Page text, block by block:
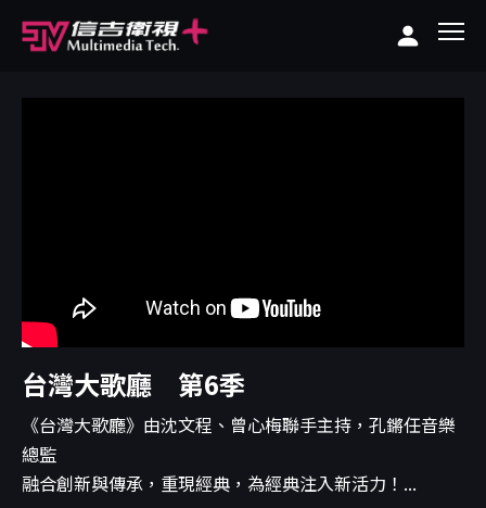
台灣大歌廳 第6季
《台灣大歌廳》由沈文程、曾心梅聯手主持，孔鏘任音樂
總監
融合創新與傳承，重現經典，為經典注入新活力！...